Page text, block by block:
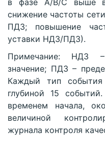
снижение частоты
ПДЗ; повышение
уставки НДЗ/ПДЗ).
Примечание: НДЗ –
значение; ПДЗ –
Каждый тип
глубиной 15
временем начала,
величиной
журнала контроля